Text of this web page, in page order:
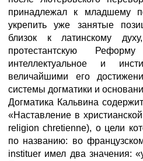
принадлежал к младшему
укрепить уже занятые
близок к латинскому
протестантскую
интеллектуальное и
величайшими его
системы догматики и
Догматика Кальвина
«Наставление в
religion chretienne), о цели
по названию: во
instituer имел два значения: